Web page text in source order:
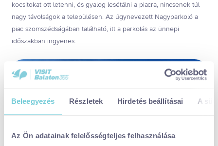
Beleegyezés Részletek Hirdetés beállításai A
Az Ön adatainak felelősségteljes felhasználása
kocsitokat ott letenni, és gyalog lesétálni a piacra, nincsenek túl
nagy távolságok a településen. Az úgynevezett Nagyparkoló a
piac szomszédságában található, itt a parkolás az ünnepi
időszakban ingyenes.